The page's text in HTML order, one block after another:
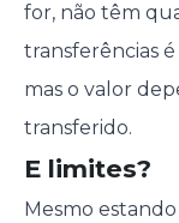
for, não têm
transferências
mas o valor
transferido.
E limites?
Mesmo estando